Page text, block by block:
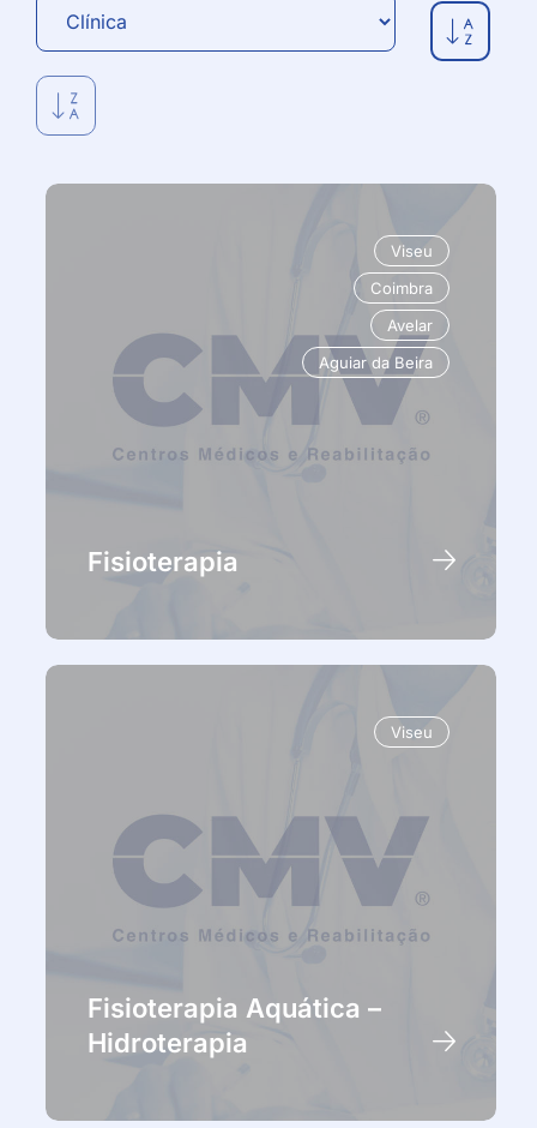
Viseu
Coimbra
Avelar
Aguiar da Beira
Fisioterapia
Viseu
Fisioterapia Aquática –
Hidroterapia